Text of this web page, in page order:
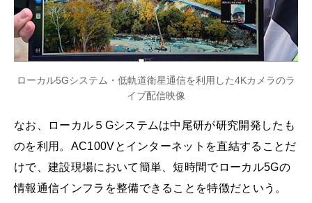
ローカル5Gシステム・低軌道衛星通信を利用した4Kカメラのラ
イブ配信映像
なお、ローカル５Gシステムは中尾研が研究開発したも
のを利用。AC100Vとインターネットを直結することだ
けで、建設現場において簡単、短時間でローカル5Gの
情報通信インフラを整備できることを特徴だという。